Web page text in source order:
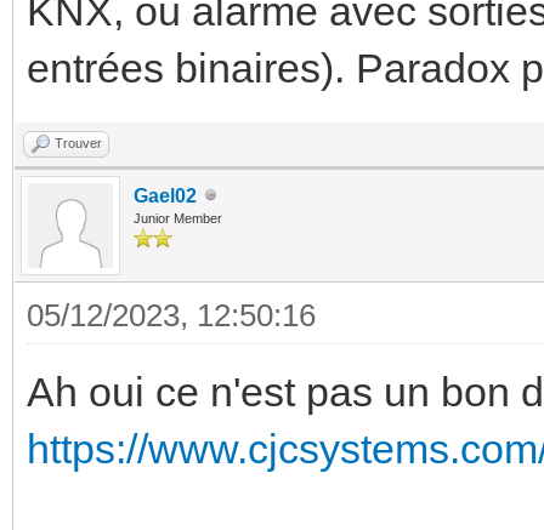
KNX, ou alarme avec
entrées binaires). Paradox
Trouver
Gael02
Junior Member
05/12/2023, 12:50:16
Ah oui ce n'est pas un bon
https://